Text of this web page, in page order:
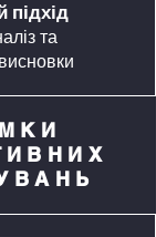
підхід
та